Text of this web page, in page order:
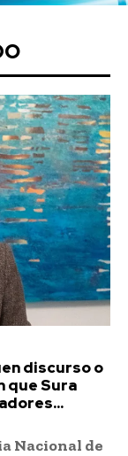
discurso o
que Sura
Nacional de